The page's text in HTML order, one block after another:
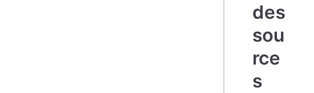
des
sou
rce
s